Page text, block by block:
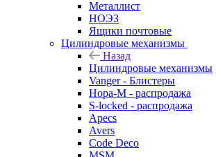
Металлист
НОЭЗ
Ящики почтовые
Цилиндровые механизмы
Назад
Цилиндровые механизмы
Vanger - Блистеры
Нора-М - распродажа
S-locked - распродажа
Apecs
Avers
Code Deco